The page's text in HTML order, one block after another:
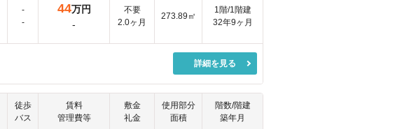
-
-
44万円
-
不要
2.0ヶ月
273.89㎡
1階/1階建
32年9ヶ月
詳細を見る
徒歩
バス
賃料
管理費等
敷金
礼金
使用部分
面積
階数/階建
築年月